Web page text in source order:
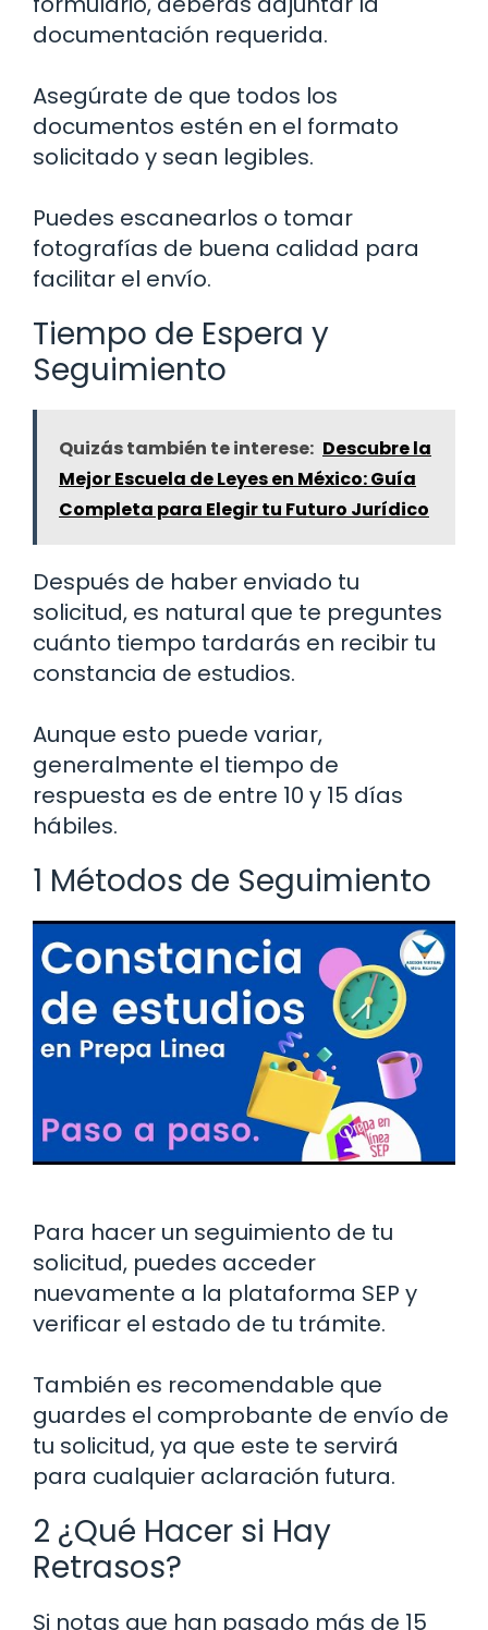
documentación requerida.
Asegúrate de que todos los
documentos estén en el formato
solicitado y sean legibles.
Puedes escanearlos o tomar
fotografías de buena calidad para
facilitar el envío.
Tiempo de Espera y
Seguimiento
Quizás también te interese: Descubre la
Mejor Escuela de Leyes en México: Guía
Completa para Elegir tu Futuro Jurídico
Después de haber enviado tu
solicitud, es natural que te preguntes
cuánto tiempo tardarás en recibir tu
constancia de estudios.
Aunque esto puede variar,
generalmente el tiempo de
respuesta es de entre 10 y 15 días
hábiles.
1 Métodos de Seguimiento
Para hacer un seguimiento de tu
solicitud, puedes acceder
nuevamente a la plataforma SEP y
verificar el estado de tu trámite.
También es recomendable que
guardes el comprobante de envío de
tu solicitud, ya que este te servirá
para cualquier aclaración futura.
2 ¿Qué Hacer si Hay
Retrasos?
Si notas que han pasado más de 15